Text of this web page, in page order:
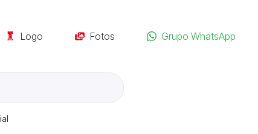
Logo Fotos Grupo WhatsApp